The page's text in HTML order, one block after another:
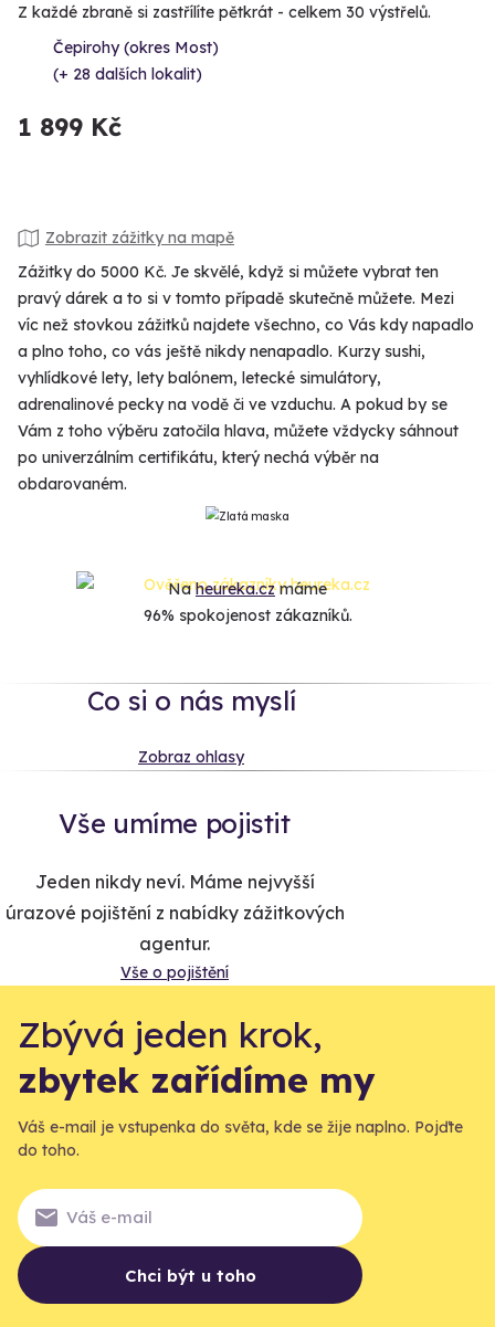
Z každé zbraně si zastřílíte pětkrát - celkem 30 výstřelů.
Čepirohy (okres Most)
(+ 28 dalších lokalit)
1 899 Kč
Zobrazit zážitky na mapě
Zážitky do 5000 Kč. Je skvělé, když si můžete vybrat ten
pravý dárek a to si v tomto případě skutečně můžete. Mezi
víc než stovkou zážitků najdete všechno, co Vás kdy napadlo
a plno toho, co vás ještě nikdy nenapadlo. Kurzy sushi,
vyhlídkové lety, lety balónem, letecké simulátory,
adrenalinové pecky na vodě či ve vzduchu. A pokud by se
Vám z toho výběru zatočila hlava, můžete vždycky sáhnout
po univerzálním certifikátu, který nechá výběr na
obdarovaném.
Naheureka.czmáme
96% spokojenost zákazníků.
Co si o nás myslí
Zobraz ohlasy
Vše umíme pojistit
Jeden nikdy neví. Máme nejvyšší
úrazové pojištění z nabídky zážitkových
agentur.
Vše o pojištění
Zbývá jeden krok,
zbytek zařídíme my
Váš e-mail je vstupenka do světa, kde se žije naplno. Pojďte
do toho.
Chci být u toho